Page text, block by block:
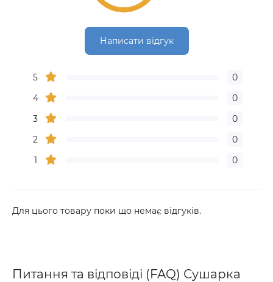
Написати відгук
5
0
4
0
3
0
2
0
1
0
Для цього товару поки що немає відгуків.
Питання та відповіді (FAQ) Сушарка